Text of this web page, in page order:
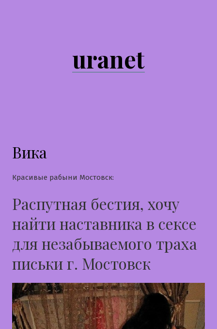
uranet
Вика
Красивые рабыни Мостовск:
Распутная бестия, хочу
найти наставника в сексе
для незабываемого траха
письки г. Мостовск